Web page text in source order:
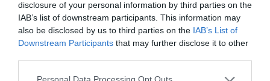
disclosure of your personal information by third parties on the
IAB’s list of downstream participants. This information may
also be disclosed by us to third parties on the IAB’s List of
Downstream Participants that may further disclose it to other